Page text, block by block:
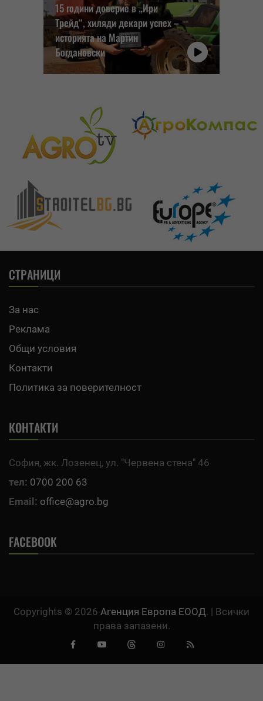
15 години доверие в „Ири
Трейд“, хиляди декари успех –
историята на Мартин
Богдановски
СТРАНИЦИ
За нас
Реклама
Общи условия
Контакти
Политика за поверителност
КОНТАКТИ
София, жк. Лозенец, ул. "Червена стена" 46
тел: 0700 200 63
Email: office@agro.bg
FACEBOOK
Copyrights © 2026 Агенция Европа ЕООД. | Всички
права запазени.
FacebookYoutubeThreadsInstagram
RSS